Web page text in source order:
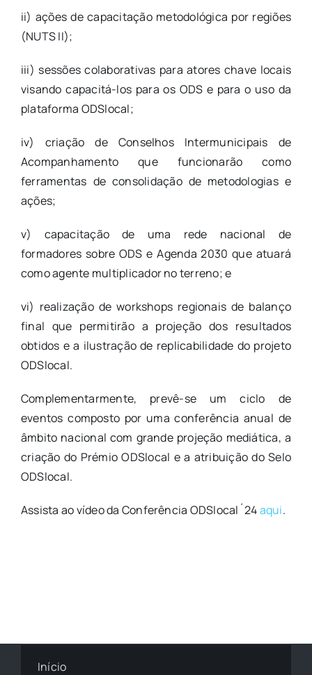
ii) ações de capacitação metodológica por regiões
(NUTS II);
iii) sessões colaborativas para atores chave locais
visando capacitá-los para os ODS e para o uso da
plataforma ODSlocal;
iv) criação de Conselhos Intermunicipais de
Acompanhamento que funcionarão como
ferramentas de consolidação de metodologias e
ações;
v) capacitação de uma rede nacional de
formadores sobre ODS e Agenda 2030 que atuará
como agente multiplicador no terreno; e
vi) realização de workshops regionais de balanço
final que permitirão a projeção dos resultados
obtidos e a ilustração de replicabilidade do projeto
ODSlocal.
Complementarmente, prevê-se um ciclo de
eventos composto por uma conferência anual de
âmbito nacional com grande projeção mediática, a
criação do Prémio ODSlocal e a atribuição do Selo
ODSlocal.
Assista ao vídeo da Conferência ODSlocal´24aqui.
Início